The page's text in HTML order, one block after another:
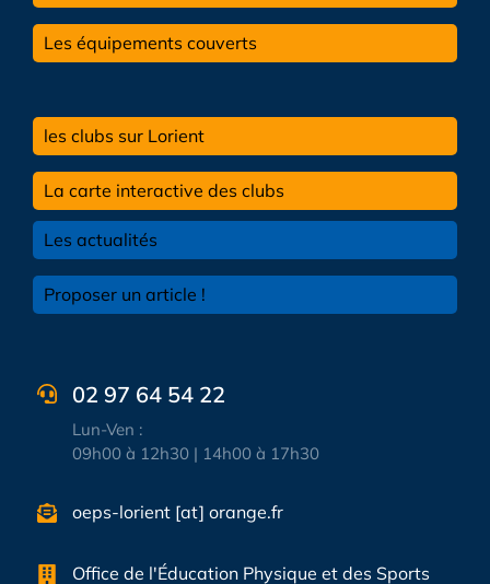
Les équipements couverts
les clubs sur Lorient
La carte interactive des clubs
Les actualités
Proposer un article !
02 97 64 54 22
Lun-Ven :
09h00 à 12h30 | 14h00 à 17h30
oeps-lorient [at] orange.fr
Office de l'Éducation Physique et des Sports